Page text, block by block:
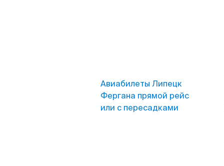
Авиабилеты Липецк
Фергана прямой рейс
или с пересадками